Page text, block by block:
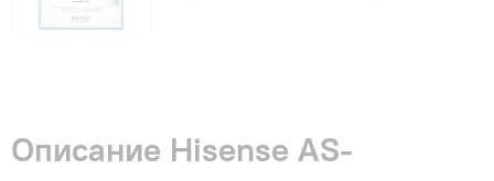
Описание Hisense AS-